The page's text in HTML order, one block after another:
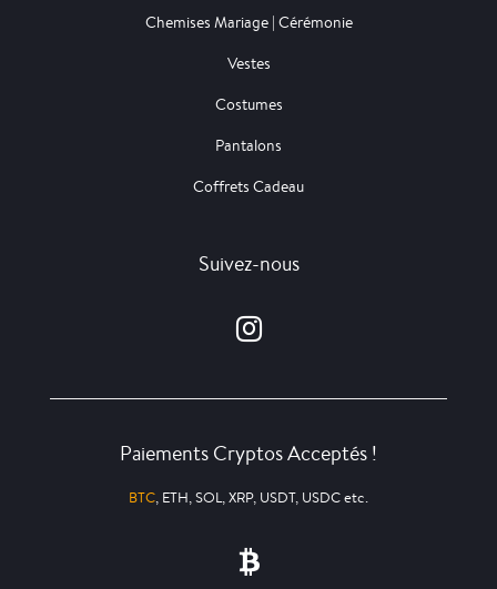
Chemises Mariage | Cérémonie
Vestes
Costumes
Pantalons
Coffrets Cadeau
Suivez-nous
Paiements Cryptos Acceptés !
BTC, ETH, SOL, XRP, USDT, USDC etc.